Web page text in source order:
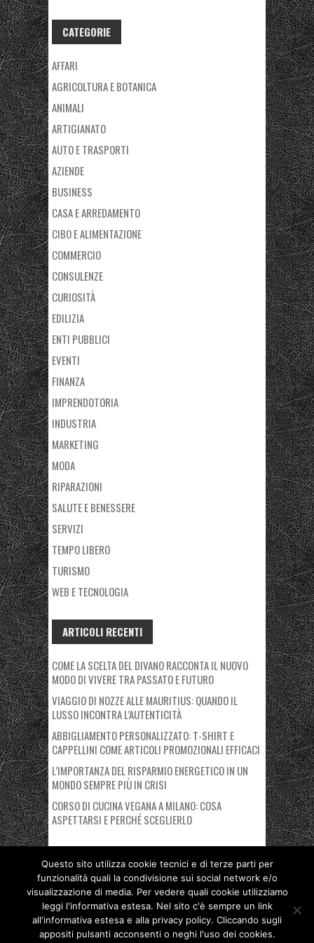
CATEGORIE
AFFARI
AGRICOLTURA E BOTANICA
ANIMALI
ARTIGIANATO
AUTO E TRASPORTI
AZIENDE
BUSINESS
CASA E ARREDAMENTO
CIBO E ALIMENTAZIONE
COMMERCIO
CONSULENZE
CURIOSITÀ
EDILIZIA
ENTI PUBBLICI
EVENTI
FINANZA
IMPRENDOTORIA
INDUSTRIA
MARKETING
MODA
RIPARAZIONI
SALUTE E BENESSERE
SERVIZI
TEMPO LIBERO
TURISMO
WEB E TECNOLOGIA
ARTICOLI RECENTI
COME LA SCELTA DEL DIVANO RACCONTA IL NUOVO
MODO DI VIVERE TRA PASSATO E FUTURO
VIAGGIO DI NOZZE ALLE MAURITIUS: QUANDO IL
LUSSO INCONTRA L’AUTENTICITÀ
ABBIGLIAMENTO PERSONALIZZATO: T-SHIRT E
CAPPELLINI COME ARTICOLI PROMOZIONALI EFFICACI
L’IMPORTANZA DEL RISPARMIO ENERGETICO IN UN
MONDO SEMPRE PIÙ IN CRISI
CORSO DI CUCINA VEGANA A MILANO: COSA
ASPETTARSI E PERCHÉ SCEGLIERLO
Copyright © 2026 Nuovo Polo Fiera Milano. Proudly powered by
Deegita.
Privacy Policy Cookie Policy
Questo sito utilizza cookie tecnici e di terze parti per
funzionalità quali la condivisione sui social network e/o
visualizzazione di media. Per vedere quali cookie utilizziamo
leggi l'informativa estesa. Nel sito c'è sempre un link
all'informativa estesa e alla privacy policy. Cliccando sugli
appositi pulsanti acconsenti o neghi l'uso dei cookies.